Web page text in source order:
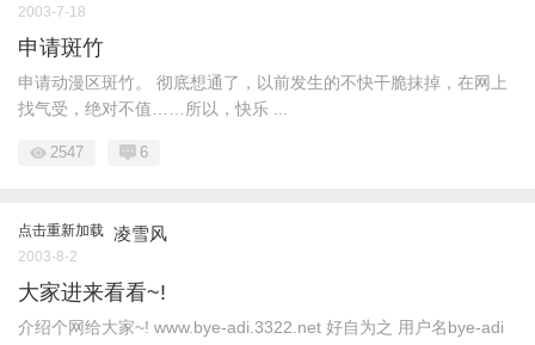
2003-7-18
申请斑竹
申请动漫区斑竹。 彻底想通了，以前发生的不快干脆抹掉，在网上
找气受，绝对不值……所以，快乐 ...
2547 6
点击重新加载 凌雪风
2003-8-2
大家进来看看~!
介绍个网给大家~! www.bye-adi.3322.net 好自为之 用户名bye-adi